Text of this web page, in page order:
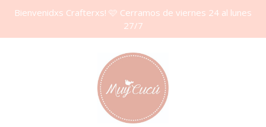
Bienvenidxs Crafterxs! 🩷 Cerramos de viernes 24 al lunes
27/7